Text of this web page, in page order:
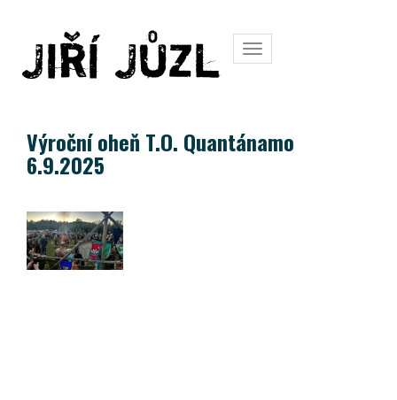
Toggle
navigation
Výroční oheň T.O. Quantánamo
6.9.2025